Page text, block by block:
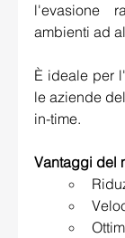
l'evasione
ambienti ad
È ideale per
le aziende
in-time.
Vantaggi del